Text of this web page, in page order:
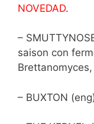
NOVEDAD.
–
saison con
Brettanomyces,
– BUXTON